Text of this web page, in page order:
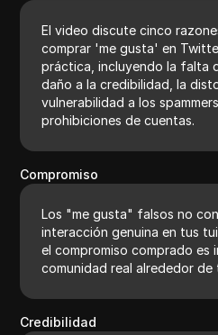
El video discute cinco
comprar 'me gusta' en
práctica, incluyendo la falta
daño a la credibilidad, la
vulnerabilidad a los
prohibiciones de cuentas.
Compromiso
Los "me gusta" falsos no
interacción genuina en tus
el compromiso comprado es
comunidad real alrededor de
Credibilidad